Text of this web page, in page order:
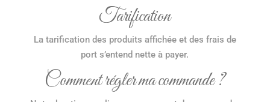
Tarification
La tarification des produits affichée et des frais de
port s’entend nette à payer.
Comment régler ma commande ?